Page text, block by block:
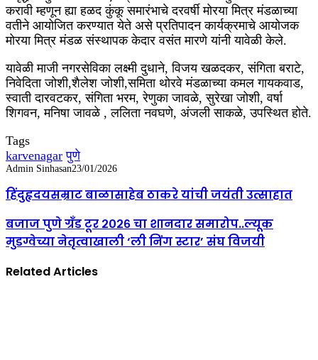
करावी म्हणून ह्या हळद कुंकू समारंभाचे दरवर्षी मोरया मित्र मंडळाच्या
वतीने आयोजित करण्यात येते असे प्रतिपादन कार्यक्रमाचे आयोजक
मोरया मित्र मंडळ संस्थापक केदार वसंत मारणे यांनी यावेळी केले.
यावेळी माजी नगरसेविका लक्ष्मी दुधाने, विजय खळदकर, संगिता बराटे,
निवेदिता जोशी,शैलेश जोशी,समिता थोरवे मंडळाच्या कमल गायकवाड,
स्वाती दारवटकर, संगिता भरम, रेणुका जावळे, सुरेखा जोशी, वर्षा
शिगवन, मनिषा जावळे , ललिता नवघणे, अंजली साकळे, उपस्थित होते.
Tags
karvenagar पुणे
Admin Sinhasan23/01/2026
हिंदुहृदयसम्राट बाळासाहेब ठाकरे यांची जयंती उत्साहात
बजाज पुणे ग्रँड टूर २०२६ चा शानदार समारोप..ल्यूक
मुडग्वेच्या नेतृत्वाखाली ‘ली निंग स्टार’ संघ विजयी
Related Articles